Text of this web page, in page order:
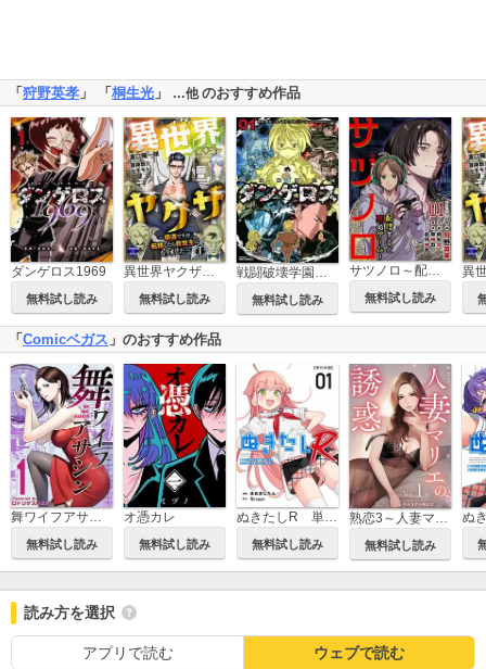
「 狩野英孝 」 「 桐生光 」 …他のおすすめ作品
ダンゲロス1969
無料試し読み
異世界ヤクザ～極道ですが転移したら救世主になりました～【単行本版】
無料試し読み
戦闘破壊学園ダンゲロス
無料試し読み
サツノロ～配信すると死ぬゲーム～ 単行本版
無料試し読み
「 Comicベガス 」のおすすめ作品
舞ワイフアサシン
無料試し読み
オ憑カレ
無料試し読み
ぬきたしR 単行本版
無料試し読み
熟恋3～人妻マリエの誘惑～
無料試し読み
読み方を選択
アプリで読む ウェブで読む